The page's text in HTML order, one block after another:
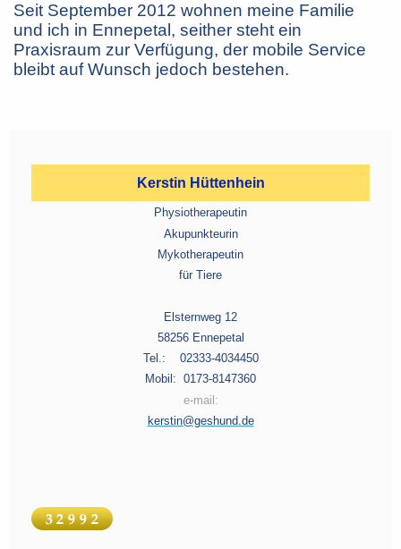
Seit September 2012 wohnen meine Familie
und ich in Ennepetal, seither steht ein
Praxisraum zur Verfügung, der mobile Service
bleibt auf Wunsch jedoch bestehen.
Kerstin Hüttenhein
Physiotherapeutin
Akupunkteurin
Mykotherapeutin
für Tiere
Elsternweg 12
58256 Ennepetal
Tel.: 02333-4034450
Mobil: 0173-8147360
e-mail:
kerstin@geshund.de